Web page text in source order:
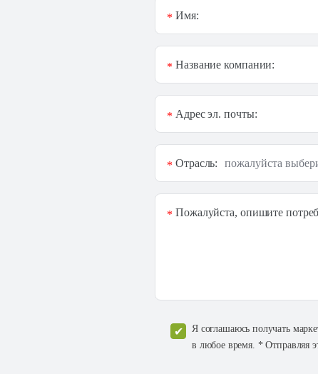
Имя:
*
Название компании:
*
Адрес эл. почты:
*
Отрасль:
*
Пожалуйста, опишите
*
Я соглашаюсь получать
в любое время. * Отправляя